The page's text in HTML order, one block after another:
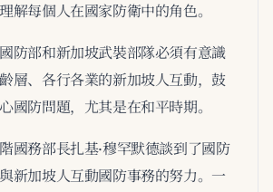
解每個人在國家防衛中的角色。
防部和新加坡武裝部隊必須有意識
層、各行各業的新加坡人互動，鼓
國防問題，尤其是在和平時期。
國務部長扎基·穆罕默德談到了國防
新加坡人互動國防事務的努力。一